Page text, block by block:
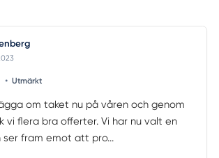
• Utmärkt
om taket nu på våren och genom
vi flera bra offerter. Vi har nu valt en
fram emot att pro...